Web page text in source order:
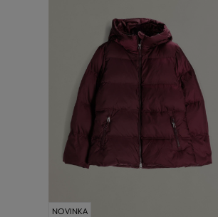
NOVINKA